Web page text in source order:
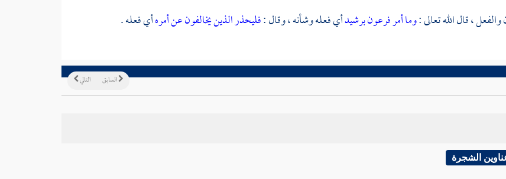
، قال الله تعالى :وما أمر فرعون برشيدأي فعله وشأنه ، وقال :فليحذر الذين يخالفون عن أمرهأي فعله .
التالي السابق
الشجرة